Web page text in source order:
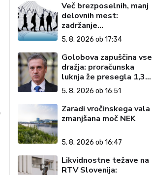
Več brezposelnih, manj
delovnih mest:
zadržanje
interventnega zakona
podaljšuje negotovost
5. 8. 2026 ob 17:34
Golobova zapuščina vse
dražja: proračunska
luknja že presegla 1,3
milijarde evrov
5. 8. 2026 ob 16:51
Zaradi vročinskega vala
zmanjšana moč NEK
5. 8. 2026 ob 16:47
Likvidnostne težave na
RTV Slovenija: